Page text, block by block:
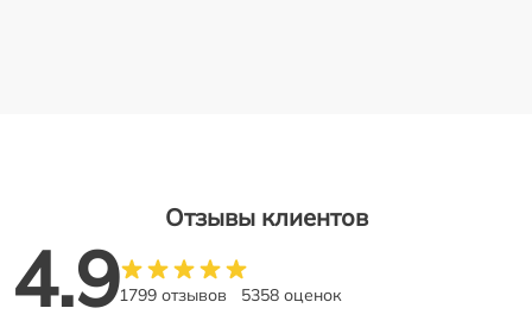
Отзывы клиентов
4.91799 отзывов 5358 оценок